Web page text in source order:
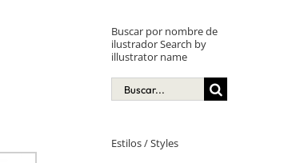
Buscar por nombre de
ilustrador Search by
illustrator name
Buscar:
Estilos / Styles